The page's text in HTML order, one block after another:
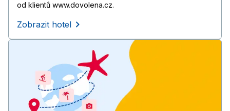
od klientů www.dovolena.cz.
Zobrazit hotel